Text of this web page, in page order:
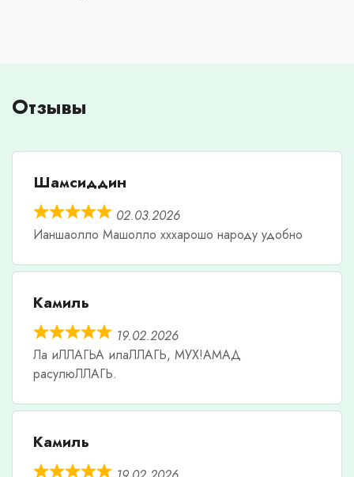
Отзывы
Шамсиддин
02.03.2026
Ианшаолло Машолло хххарошо народу удобно
Камиль
19.02.2026
Ла иЛЛАГЬА илаЛЛАГЬ, МУХ!АМАД
расулюЛЛАГЬ.
Камиль